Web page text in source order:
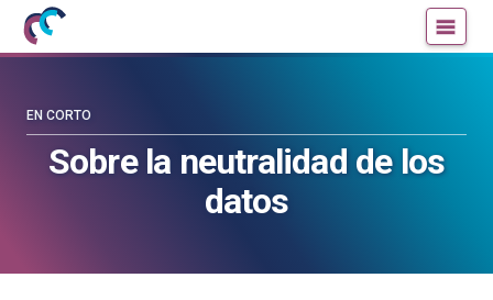
Mujeres
con
la
blog
la
Sobre la neutralidad de los
datos
EN CORTO